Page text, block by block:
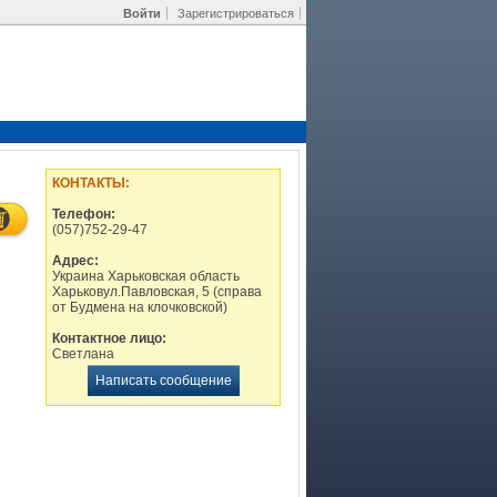
Войти Зарегистрироваться
КОНТАКТЫ:
Телефон:
(057)752-29-47
Адрес:
Украина Харьковская область
Харьковул.Павловская, 5 (справа
от Будмена на клочковской)
Контактное лицо:
Светлана
Написать сообщение